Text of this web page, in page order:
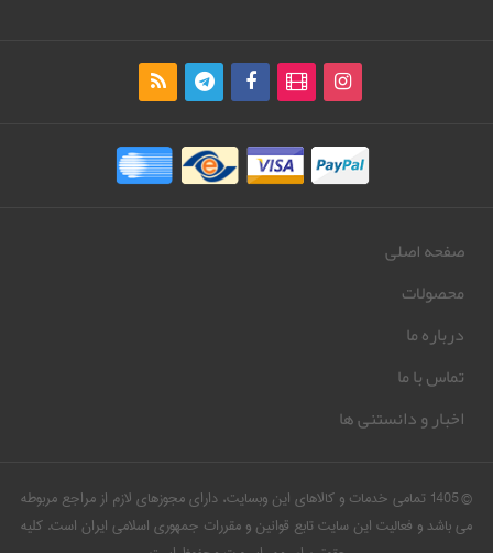
صفحه اصلی
محصولات
درباره ما
تماس با ما
اخبار و دانستنی ها
© 1405 تمامی خدمات و کالاهای این وبسایت، دارای مجوزهای لازم از مراجع مربوطه
می باشد و فعالیت این سایت تابع قوانین و مقررات جمهوری اسلامی ایران است. کلیه